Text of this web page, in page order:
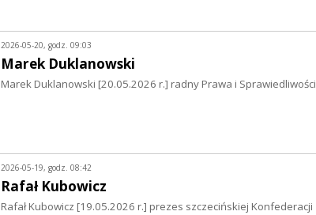
2026-05-20, godz. 09:03
Marek Duklanowski
Marek Duklanowski [20.05.2026 r.] radny Prawa i Sprawiedliwości
2026-05-19, godz. 08:42
Rafał Kubowicz
Rafał Kubowicz [19.05.2026 r.] prezes szczecińskiej Konfederacji